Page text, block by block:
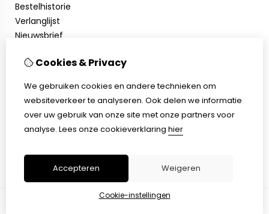
Bestelhistorie
Verlanglijst
Nieuwsbrief
Disclaimer
Contact
Cookieverklaring
Cookies & Privacy
We gebruiken cookies en andere technieken om
websiteverkeer te analyseren. Ook delen we informatie
over uw gebruik van onze site met onze partners voor
analyse. Lees onze cookieverklaring hier
Accepteren Weigeren
Cookie-instellingen